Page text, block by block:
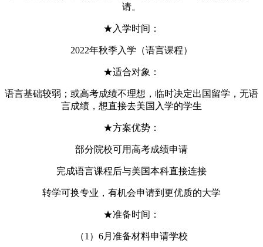
请。
★入学时间：
2022年秋季入学（语言课程）
★适合对象：
语言基础较弱；或高考成绩不理想，临时决定出国留学，无语
言成绩，想直接去美国入学的学生
★方案优势：
部分院校可用高考成绩申请
完成语言课程后与美国本科直接连接
转学可换专业，有机会申请到更优质的大学
★准备时间：
（1）6月准备材料申请学校